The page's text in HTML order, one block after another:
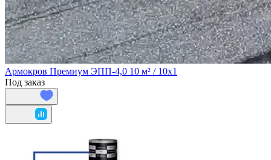
Армокров Премиум ЭПП-4,0 10 м² / 10х1
Под заказ